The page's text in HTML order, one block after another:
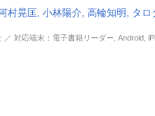
村晃匡, 小林陽介, 高輪知明, タ
対応端末：電子書籍リーダー, Android,